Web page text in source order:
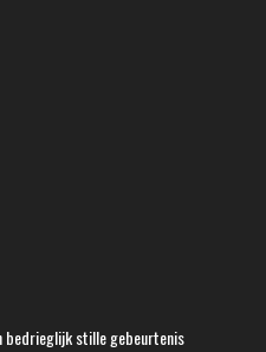
bedrieglijk stille gebeurtenis